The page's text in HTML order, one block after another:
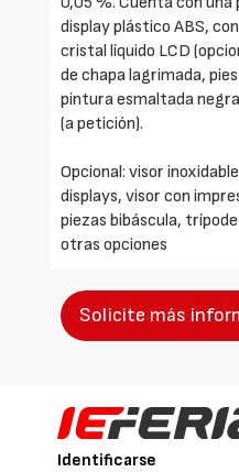
display plástico ABS,
cristal líquido LCD
de chapa lagrimada,
pintura esmaltada
(a petición).
Opcional: visor
displays, visor con
piezas bibáscula,
otras opciones
Solicite más
Identificarse